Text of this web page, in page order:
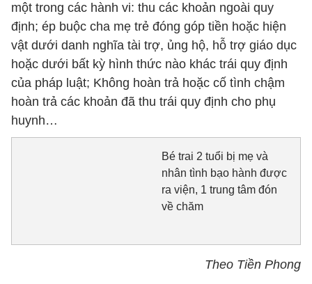
một trong các hành vi: thu các khoản ngoài quy
định; ép buộc cha mẹ trẻ đóng góp tiền hoặc hiện
vật dưới danh nghĩa tài trợ, ủng hộ, hỗ trợ giáo dục
hoặc dưới bất kỳ hình thức nào khác trái quy định
của pháp luật; Không hoàn trả hoặc cố tình chậm
hoàn trả các khoản đã thu trái quy định cho phụ
huynh…
Bé trai 2 tuổi bị mẹ và
nhân tình bạo hành được
ra viện, 1 trung tâm đón
về chăm
Theo Tiền Phong